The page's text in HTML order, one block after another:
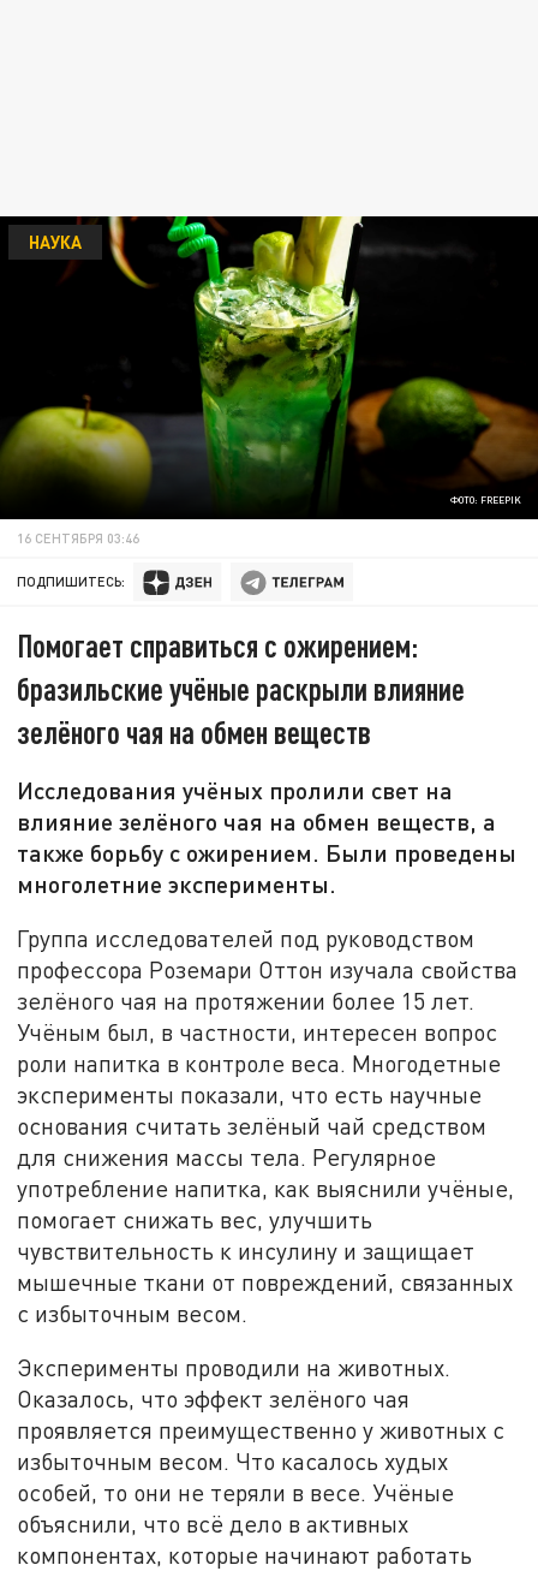
ФОТО: FREEPIK
НАУКА
16 СЕНТЯБРЯ 03:46
ПОДПИШИТЕСЬ:
Помогает справиться с ожирением:
бразильские учёные раскрыли влияние
зелёного чая на обмен веществ
Исследования учёных пролили свет на
влияние зелёного чая на обмен веществ, а
также борьбу с ожирением. Были проведены
многолетние эксперименты.
Группа исследователей под руководством
профессора Роземари Оттон изучала свойства
зелёного чая на протяжении более 15 лет.
Учёным был, в частности, интересен вопрос
роли напитка в контроле веса. Многодетные
эксперименты показали, что есть научные
основания считать зелёный чай средством
для снижения массы тела. Регулярное
употребление напитка, как выяснили учёные,
помогает снижать вес, улучшить
чувствительность к инсулину и защищает
мышечные ткани от повреждений, связанных
с избыточным весом.
Эксперименты проводили на животных.
Оказалось, что эффект зелёного чая
проявляется преимущественно у животных с
избыточным весом. Что касалось худых
особей, то они не теряли в весе. Учёные
объяснили, что всё дело в активных
компонентах, которые начинают работать